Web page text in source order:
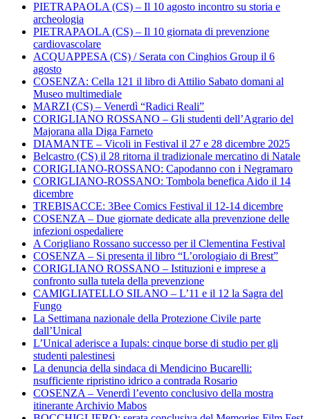
PIETRAPAOLA (CS) – Il 10 agosto incontro su storia e
archeologia
PIETRAPAOLA (CS) – Il 10 giornata di prevenzione
cardiovascolare
ACQUAPPESA (CS) / Serata con Cinghios Group il 6
agosto
COSENZA: Cella 121 il libro di Attilio Sabato domani al
Museo multimediale
MARZI (CS) – Venerdì “Radici Reali”
CORIGLIANO ROSSANO – Gli studenti dell’Agrario del
Majorana alla Diga Farneto
DIAMANTE – Vicoli in Festival il 27 e 28 dicembre 2025
Belcastro (CS) il 28 ritorna il tradizionale mercatino di Natale
CORIGLIANO-ROSSANO: Capodanno con i Negramaro
CORIGLIANO-ROSSANO: Tombola benefica Aido il 14
dicembre
TREBISACCE: 3Bee Comics Festival il 12-14 dicembre
COSENZA – Due giornate dedicate alla prevenzione delle
infezioni ospedaliere
A Corigliano Rossano successo per il Clementina Festival
COSENZA – Si presenta il libro “L’orologiaio di Brest”
CORIGLIANO ROSSANO – Istituzioni e imprese a
confronto sulla tutela della prevenzione
CAMIGLIATELLO SILANO – L’11 e il 12 la Sagra del
Fungo
La Settimana nazionale della Protezione Civile parte
dall’Unical
L’Unical aderisce a Iupals: cinque borse di studio per gli
studenti palestinesi
La denuncia della sindaca di Mendicino Bucarelli:
nsufficiente ripristino idrico a contrada Rosario
COSENZA – Venerdì l’evento conclusivo della mostra
itinerante Archivio Mabos